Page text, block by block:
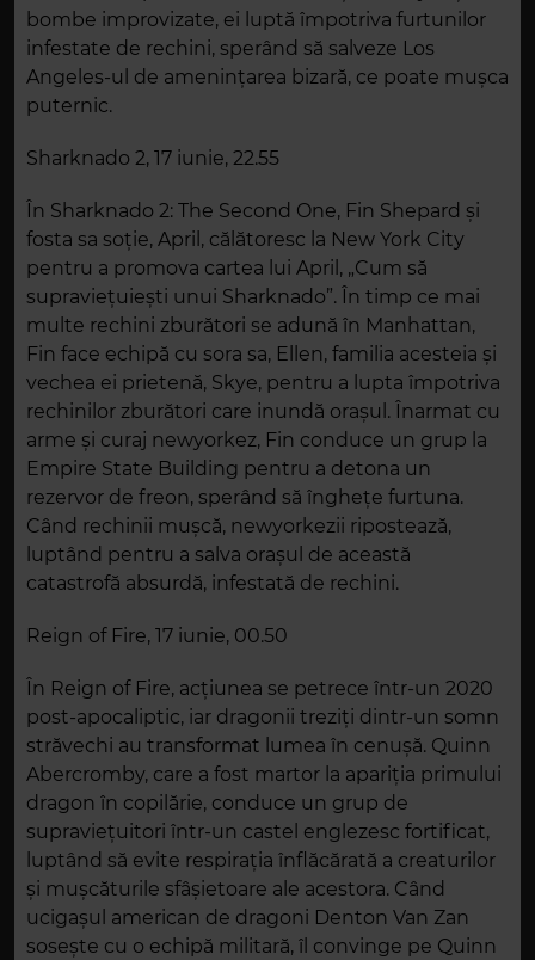
bombe improvizate, ei luptă împotriva furtunilor
infestate de rechini, sperând să salveze Los
Angeles-ul de amenințarea bizară, ce poate mușca
puternic.
Sharknado 2, 17 iunie, 22.55
În Sharknado 2: The Second One, Fin Shepard și
fosta sa soție, April, călătoresc la New York City
pentru a promova cartea lui April, „Cum să
supraviețuiești unui Sharknado”. În timp ce mai
multe rechini zburători se adună în Manhattan,
Fin face echipă cu sora sa, Ellen, familia acesteia și
vechea ei prietenă, Skye, pentru a lupta împotriva
rechinilor zburători care inundă orașul. Înarmat cu
arme și curaj newyorkez, Fin conduce un grup la
Empire State Building pentru a detona un
rezervor de freon, sperând să înghețe furtuna.
Când rechinii mușcă, newyorkezii ripostează,
luptând pentru a salva orașul de această
catastrofă absurdă, infestată de rechini.
Reign of Fire, 17 iunie, 00.50
În Reign of Fire, acțiunea se petrece într-un 2020
post-apocaliptic, iar dragonii treziți dintr-un somn
străvechi au transformat lumea în cenușă. Quinn
Abercromby, care a fost martor la apariția primului
dragon în copilărie, conduce un grup de
supraviețuitori într-un castel englezesc fortificat,
luptând să evite respirația înflăcărată a creaturilor
și mușcăturile sfâșietoare ale acestora. Când
ucigașul american de dragoni Denton Van Zan
sosește cu o echipă militară, îl convinge pe Quinn